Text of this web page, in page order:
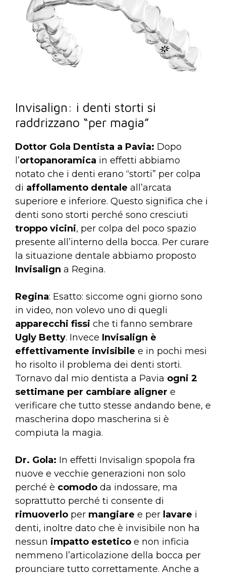
Invisalign: i denti storti si
raddrizzano “per magia”
Dottor Gola Dentista a Pavia: Dopo
l’ortopanoramica in effetti abbiamo
notato che i denti erano “storti” per colpa
di affollamento dentale all’arcata
superiore e inferiore. Questo significa che i
denti sono storti perché sono cresciuti
troppo vicini, per colpa del poco spazio
presente all’interno della bocca. Per curare
la situazione dentale abbiamo proposto
Invisalign a Regina.
Regina: Esatto: siccome ogni giorno sono
in video, non volevo uno di quegli
apparecchi fissi che ti fanno sembrare
Ugly Betty. Invece Invisalign è
effettivamente invisibile e in pochi mesi
ho risolto il problema dei denti storti.
Tornavo dal mio dentista a Pavia ogni 2
settimane per cambiare aligner e
verificare che tutto stesse andando bene, e
mascherina dopo mascherina si è
compiuta la magia.
Dr. Gola: In effetti Invisalign spopola fra
nuove e vecchie generazioni non solo
perché è comodo da indossare, ma
soprattutto perché ti consente di
rimuoverlo per mangiare e per lavare i
denti, inoltre dato che è invisibile non ha
nessun impatto estetico e non inficia
nemmeno l’articolazione della bocca per
prounciare tutto correttamente. Anche a